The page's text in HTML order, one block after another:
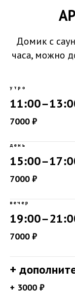
Домик с
часа, можно
утро
7000 ₽
день
7000 ₽
вечер
7000 ₽
+
+ 3000 ₽